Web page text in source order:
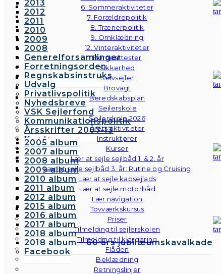
6. Sommeraktiviteter
7. Forældrepolitik
8. Trænerpolitik
9. Omklædning
12. Vinteraktiviteter
Børneattester
Sikkerhed
Selvsejler
Brovagt
Beredskabsplan
Sejlerskole
Sejlerskole 2026
Årets aktiviteter
Instruktører
Kurser
Lær at sejle sejlbåd 1. & 2. år
Lær at sejle sejlbåd 3. år: Rutine og Cruising
Lær at sejle kapsejlads
Lær at sejle motorbåd
Lær navigation
Tovværkskursus
Priser
Tilmelding til sejlerskolen
Tilmelding til klargøring
Flåden
Beklædning
Retningslinjer
2013
2012
2011
2010
2009
2008
Generelforsamlinger
Forretningsorden
Regnskabsinstruks
Udvalg
Privatlivspolitik
Nyhedsbreve
VSK Sejlerfond
Kommunikationspolitik
Årsskrifter 2007-13
Kontakt
Galleri
Andre fotos
2005 album
2007 album
2008 album
2009 album
2010 album
2011 album
2012 album
2015 album
2016 album
2017 album
2018 album
2018 album – 60 års jubilæumskavalkade
Facebook